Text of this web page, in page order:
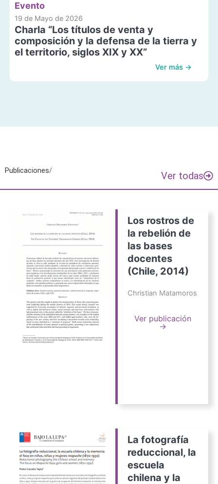
Evento
19 de Mayo de 2026
Charla “Los títulos de venta y
composición y la defensa de la tierra y
el territorio, siglos XIX y XX”
Ver más →
Publicaciones/ Ver todas
Los rostros de
la rebelión de
las bases
docentes
(Chile, 2014)
Christian Matamoros
Ver publicación
→
La fotografía
reduccional, la
escuela
chilena y la